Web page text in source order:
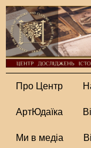
Про Центр
АртЮдаїка
Ми в медіа